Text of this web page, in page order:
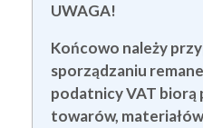
UWAGA!
Końcowo należy
sporządzaniu
podatnicy VAT biorą
towarów,